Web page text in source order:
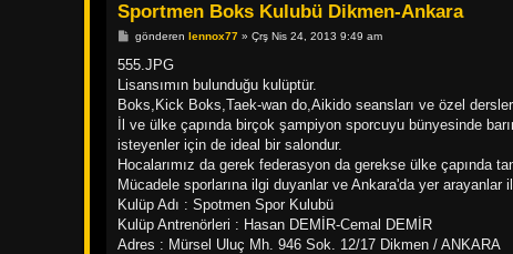
Sportmen Boks Kulubü Dikmen-Ankara
M
s
j
gönderen lennox77» Çrş Nis 24, 2013 9:49 am
555.JPG
Lisansımın bulunduğu kulüptür.
Boks,Kick Boks,Taek-wan do,Aikido seansları ve özel
İl ve ülke çapında birçok şampiyon sporcuyu bünyesinde
isteyenler için de ideal bir salondur.
Hocalarımız da gerek federasyon da gerekse ülke çapında
Mücadele sporlarına ilgi duyanlar ve Ankara'da yer arayanlar
Kulüp Adı : Spotmen Spor Kulubü
Kulüp Antrenörleri : Hasan DEMİR-Cemal DEMİR
Adres : Mürsel Uluç Mh. 946 Sok. 12/17 Dikmen / ANKARA